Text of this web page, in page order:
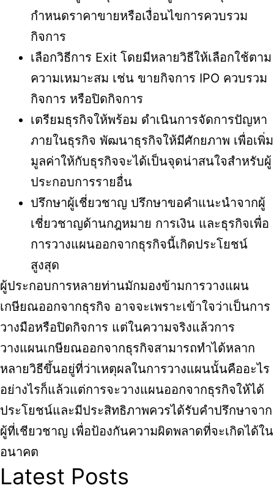
กำหนดราคาขายหรือเงื่อนไขการควบรวม
กิจการ
เลือกวิธีการ Exit โดยมีหลายวิธีให้เลือกใช้ตาม
ความเหมาะสม เช่น ขายกิจการ IPO ควบรวม
กิจการ หรือปิดกิจการ
เตรียมธุรกิจให้พร้อม ดำเนินการจัดการปัญหา
ภายในธุรกิจ พัฒนาธุรกิจให้มีศักยภาพ เพื่อเพิ่ม
มูลค่าให้กับธุรกิจจะได้เป็นจุดน่าสนใจสำหรับผู้
ประกอบการรายอื่น
ปรึกษาผู้เชี่ยวชาญ ปรึกษาขอคำแนะนำจากผู้
เชี่ยวชาญด้านกฎหมาย การเงิน และธุรกิจเพื่อ
การวางแผนออกจากธุรกิจนี้เกิดประโยชน์
สูงสุด
ผู้ประกอบการหลายท่านมักมองข้ามการวางแผน
เกษียณออกจากธุรกิจ อาจจะเพราะเข้าใจว่าเป็นการ
วางมือหรือปิดกิจการ แต่ในความจริงแล้วการ
วางแผนเกษียณออกจากธุรกิจสามารถทำได้หลาก
หลายวิธีขึ้นอยู่ที่ว่าเหตุผลในการวางแผนนั้นคืออะไร
อย่างไรก็แล้วแต่การจะวางแผนออกจากธุรกิจให้ได้
ประโยชน์และมีประสิทธิภาพควรได้รับคำปรึกษาจาก
ผู้ที่เชียวชาญ เพื่อป้องกันความผิดพลาดที่จะเกิดได้ใน
อนาคต
Latest Posts